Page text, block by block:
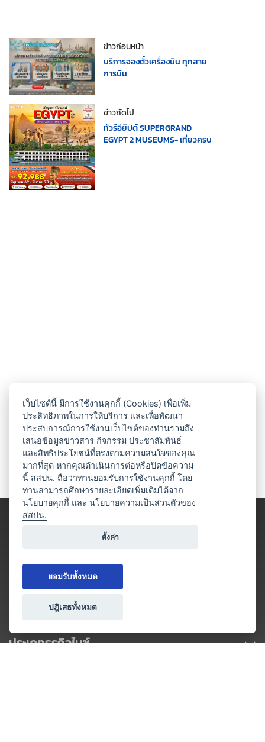
ข่าวก่อนหน้า
บริการจองตั๋วเครื่องบิน ทุกสาย
การบิน
ข่าวถัดไป
ทัวร์อียิปต์ SUPERGRAND
EGYPT 2 MUSEUMS- เที่ยวครบ
ประเภทธุรกิจไมซ์
เว็บไซต์นี้ มีการใช้งานคุกกี้ (Cookies) เพื่อเพิ่ม
ประสิทธิภาพในการให้บริการ และเพื่อพัฒนา
ประสบการณ์การใช้งานเว็บไซต์ของท่านรวมถึง
เสนอข้อมูลข่าวสาร กิจกรรม ประชาสัมพันธ์
และสิทธิประโยชน์ที่ตรงตามความสนใจของคุณ
มากที่สุด หากคุณดำเนินการต่อหรือปิดข้อความ
นี้ สสปน. ถือว่าท่านยอมรับการใช้งานคุกกี้ โดย
ท่านสามารถศึกษารายละเอียดเพิ่มเติมได้จาก
นโยบายคุกกี้ และนโยบายความเป็นส่วนตัวของ
สสปน.
ตั้งค่า
ยอมรับทั้งหมด
ปฎิเสธทั้งหมด